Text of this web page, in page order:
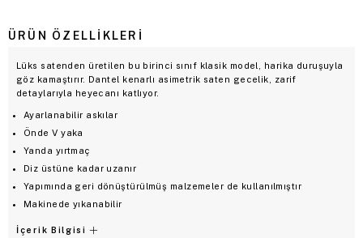
ÜRÜN ÖZELLIKLERI
Lüks satenden üretilen bu birinci sınıf klasik model, harika duruşuyla
göz kamaştırır. Dantel kenarlı asimetrik saten gecelik, zarif
detaylarıyla heyecanı katlıyor.
Ayarlanabilir askılar
Önde V yaka
Yanda yırtmaç
Diz üstüne kadar uzanır
Yapımında geri dönüştürülmüş malzemeler de kullanılmıştır
Makinede yıkanabilir
İçerik Bilgisi